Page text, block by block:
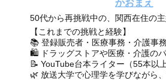
かおまえ
50代から再挑戦中の、関西在住の主
【これまでの挑戦と経験】
📚 登録販売者・医療事務・介護事務
🛍 ドラッグストアや医療・介護の
📝 YouTube台本ライター（55本以
🌿 放送大学で心理学を学びながら